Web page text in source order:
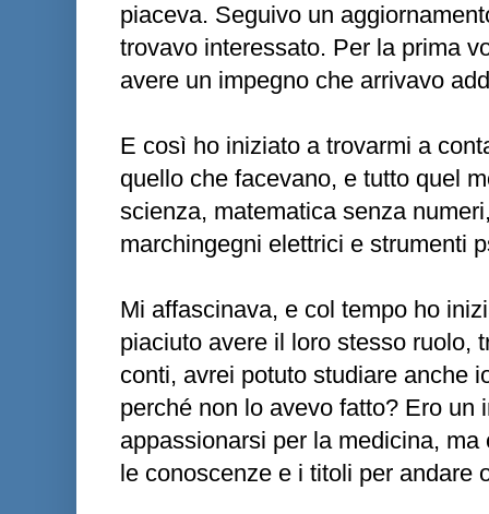
piaceva. Seguivo un
trovavo interessato. Per la prima
avere un impegno che arrivavo
E così ho iniziato a trovarmi a
quello che facevano, e tutto quel
scienza, matematica senza
marchingegni elettrici e strumenti
Mi affascinava, e col tempo ho
piaciuto avere il loro stesso ruolo,
conti, avrei potuto studiare anche
perché non lo avevo fatto? Ero un
appassionarsi per la medicina,
le conoscenze e i titoli per andare